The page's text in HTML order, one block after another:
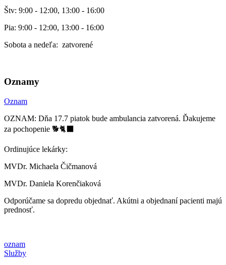
Štv: 9:00 - 12:00, 13:00 - 16:00
Pia: 9:00 - 12:00, 13:00 - 16:00
Sobota a nedeľa: zatvorené
Oznamy
Oznam
OZNAM: Dňa 17.7 piatok bude ambulancia zatvorená. Ďakujeme
za pochopenie 🐕🐈‍⬛
Ordinujúce lekárky:
MVDr. Michaela Čičmanová
MVDr. Daniela Korenčiaková
Odporúčame sa dopredu objednať. Akútni a objednaní pacienti majú
prednosť.
oznam
Služby